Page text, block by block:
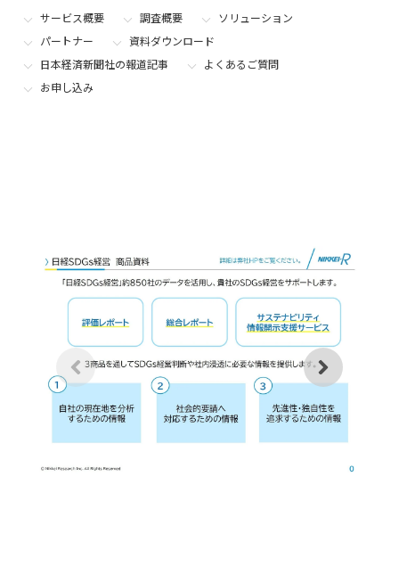
サービス概要 調査概要
ソリューション
パートナー
資料ダウンロード
日本経済新聞社の報道記事
よくあるご質問
お申し込み